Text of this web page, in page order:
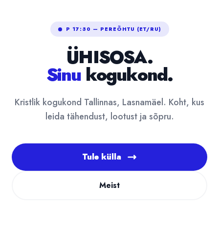
P 17:30 — PEREÕHTU (ET/RU)
ÜHISOSA.
Sinukogukond.
Kristlik kogukond Tallinnas, Lasnamäel. Koht, kus
leida tähendust, lootust ja sõpru.
Tule külla
Meist